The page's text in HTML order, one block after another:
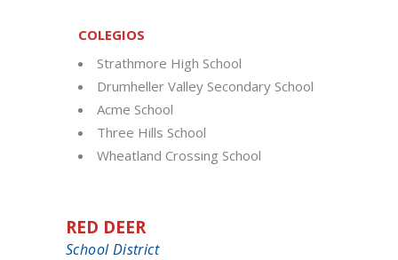
COLEGIOS
Strathmore High School
Drumheller Valley Secondary School
Acme School
Three Hills School
Wheatland Crossing School
RED DEER
School District